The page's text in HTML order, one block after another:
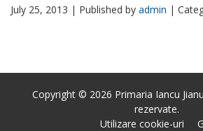
July 25, 2013 | Published by admin |
Copyright © 2026 Primaria Iancu
rezervate.
Utilizare cookie-uri